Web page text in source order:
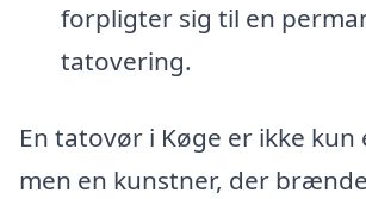
forpligter sig til en
tatovering.
En tatovør i Køge er ikke kun
men en kunstner, der